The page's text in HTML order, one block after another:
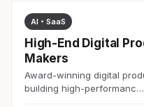
AI・SaaS
High-End Digital
Makers
Award-winning digital
building high-performanc…